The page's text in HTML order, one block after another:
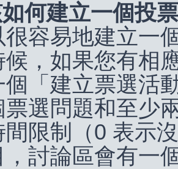
何建立一個投
很容易地建立一
候，如果您有相
個「建立票選活
票選問題和至少
間限制（0 表示
，討論區會有一